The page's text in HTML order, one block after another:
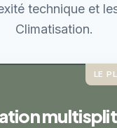
technique et
Climatisation.
LE
multisplit